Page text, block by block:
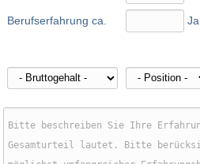
Berufserfahrung ca.